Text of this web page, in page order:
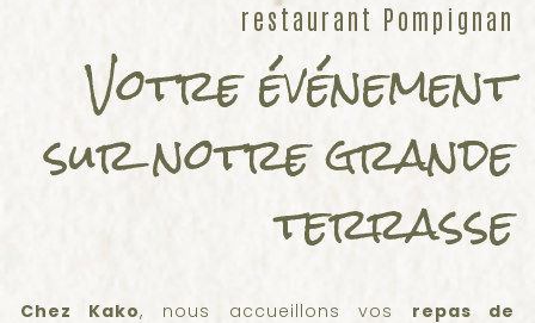
restaurant Pompignan
Votre événement
sur notre grande
terrasse
Chez Kako, nous accueillons vos repas de